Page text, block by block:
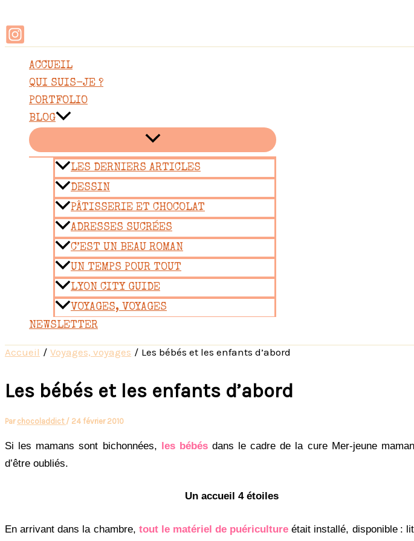
au
contenu
ACCUEIL
QUI SUIS-JE ?
PORTFOLIO
BLOG
LES DERNIERS ARTICLES
DESSIN
PÂTISSERIE ET CHOCOLAT
ADRESSES SUCRÉES
C’EST UN BEAU ROMAN
UN TEMPS POUR TOUT
LYON CITY GUIDE
VOYAGES, VOYAGES
NEWSLETTER
Accueil Voyages, voyages Les bébés et les enfants d’abord
Les bébés et les enfants d’abord
Par chocoladdict / 24 février 2010
Si les mamans sont bichonnées, les bébésdans le cadre de la cure Mer-jeune
d’être oubliés.
Un accueil 4 étoiles
En arrivant dans la chambre, tout le matériel de puériculture était installé, disponible :